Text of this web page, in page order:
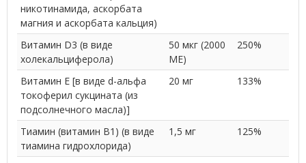
никотинамида, аскорбата
магния и аскорбата кальция)
Витамин D3 (в виде
холекальциферола)
50 мкг (2000
МЕ)
250%
Витамин E [в виде d-альфа
токоферил сукцината (из
подсолнечного масла)]
20 мг 133%
Тиамин (витамин B1) (в виде
тиамина гидрохлорида)
1,5 мг 125%